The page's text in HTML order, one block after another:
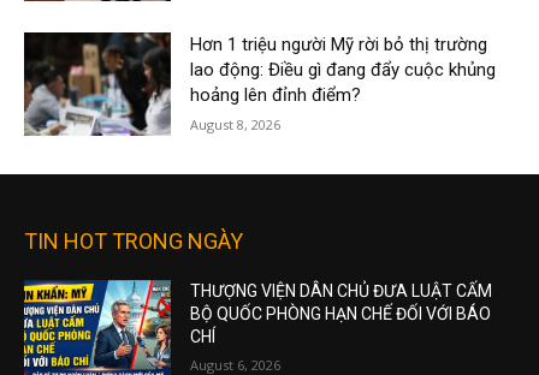
Hơn 1 triệu người Mỹ rời bỏ thị trường
lao động: Điều gì đang đẩy cuộc khủng
hoảng lên đỉnh điểm?
August 8, 2026
TIN HOT TRONG NGÀY
THƯỢNG VIỆN DÂN CHỦ ĐƯA LUẬT CẤM
BỘ QUỐC PHÒNG HẠN CHẾ ĐỐI VỚI BÁO
CHÍ
August 6, 2026